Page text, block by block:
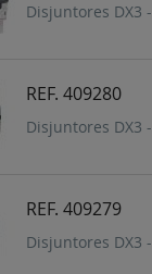
Disjuntores DX3
REF. 409280
Disjuntores DX3
REF. 409279
Disjuntores DX3